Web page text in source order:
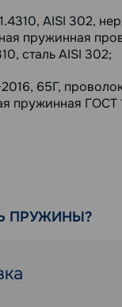
AISI 302,
пружинная
сталь AISI 302;
65Г,
пружинная ГОСТ
ПРУЖИНЫ?